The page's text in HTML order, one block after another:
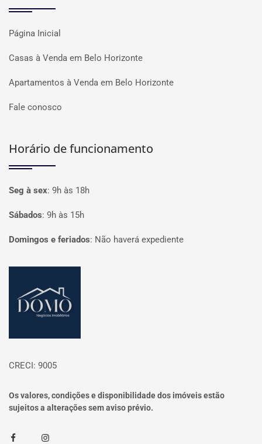
Página Inicial
Casas à Venda em Belo Horizonte
Apartamentos à Venda em Belo Horizonte
Fale conosco
Horário de funcionamento
Seg à sex: 9h às 18h
Sábados: 9h às 15h
Domingos e feriados: Não haverá expediente
CRECI: 9005
Os valores, condições e disponibilidade dos imóveis estão
sujeitos a alterações sem aviso prévio.
FacebookInstagram